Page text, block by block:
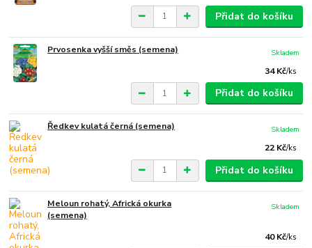
Přidat do košíku
Prvosenka vyšší směs (semena)
34 Kč/ks
Skladem
Přidat do košíku
Ředkev kulatá černá (semena)
22 Kč/ks
Skladem
Přidat do košíku
Meloun rohatý, Africká okurka
(semena)
40 Kč/ks
Skladem